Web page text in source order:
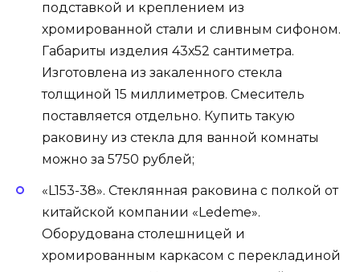
подставкой и креплением из
хромированной стали и сливным сифоном.
Габариты изделия 43х52 сантиметра.
Изготовлена из закаленного стекла
толщиной 15 миллиметров. Смеситель
поставляется отдельно. Купить такую
раковину из стекла для ванной комнаты
можно за 5750 рублей;
«L153-38». Стеклянная раковина с полкой от
китайской компании «Ledeme».
Оборудована столешницей и
хромированным каркасом с перекладиной